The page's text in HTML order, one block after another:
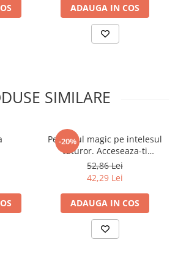
ADAUGA IN COS
SIMILARE
-20%
Pendulul magic pe intelesul
tuturor. Acceseaza-ti
intelepciunea interioara
52,86 Lei
42,29 Lei
ADAUGA IN COS